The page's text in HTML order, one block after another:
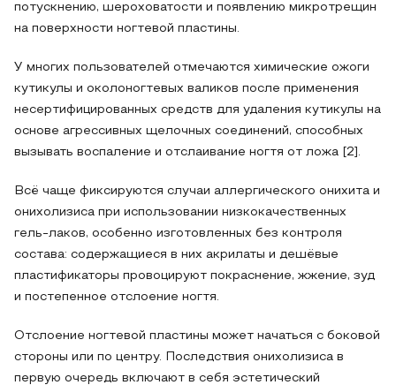
потускнению, шероховатости и появлению микротрещин
на поверхности ногтевой пластины.
У многих пользователей отмечаются химические ожоги
кутикулы и околоногтевых валиков после применения
несертифицированных средств для удаления кутикулы на
основе агрессивных щелочных соединений, способных
вызывать воспаление и отслаивание ногтя от ложа [2].
Всё чаще фиксируются случаи аллергического онихита и
онихолизиса при использовании низкокачественных
гель‑лаков, особенно изготовленных без контроля
состава: содержащиеся в них акрилаты и дешёвые
пластификаторы провоцируют покраснение, жжение, зуд
и постепенное отслоение ногтя.
Отслоение ногтевой пластины может начаться с боковой
стороны или по центру. Последствия онихолизиса в
первую очередь включают в себя эстетический